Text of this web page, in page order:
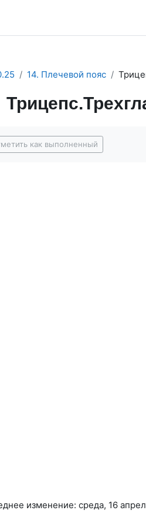
14. Плечевой пояс
как выполненный
изменение: среда, 16